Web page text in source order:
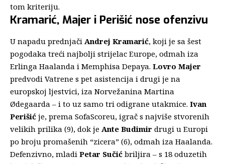
tom kriteriju.
Kramarić, Majer i Perišić nose ofenzivu
U napadu prednjači Andrej Kramarić, koji je sa šest
pogodaka treći najbolji strijelac Europe, odmah iza
Erlinga Haalanda i Memphisa Depaya. Lovro Majer
predvodi Vatrene s pet asistencija i drugi je na
europskoj ljestvici, iza Norvežanina Martina
Ødegaarda – i to uz samo tri odigrane utakmice. Ivan
Perišić je, prema SofaScoreu, igrač s najviše stvorenih
velikih prilika (9), dok je Ante Budimir drugi u Europi
po broju promašenih “zicera” (6), odmah iza Haalanda.
Defenzivno, mladi Petar Sučić briljira – s 18 oduzetih